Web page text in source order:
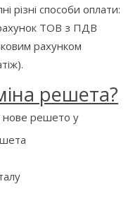
різні способи оплати:
ТОВ з ПДВ
рахунком
решета?
нове решето у